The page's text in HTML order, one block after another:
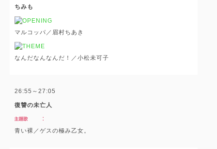
ちみも
マルコッパ／眉村ちあき
なんだなんなんだ！／小松未可子
26:55～27:05
復讐の未亡人
青い裸／ゲスの極み乙女。